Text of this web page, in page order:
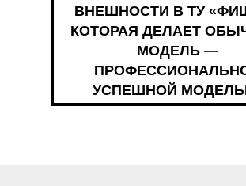
ВНЕШНОСТИ В ТУ
КОТОРАЯ ДЕЛАЕТ
МОДЕЛЬ —
УСПЕШНОЙ